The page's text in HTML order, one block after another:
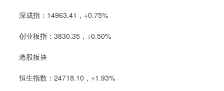
深成指：14963.41，+0.75%
创业板指：3830.35，+0.50%
港股板块
恒生指数：24718.10，+1.93%